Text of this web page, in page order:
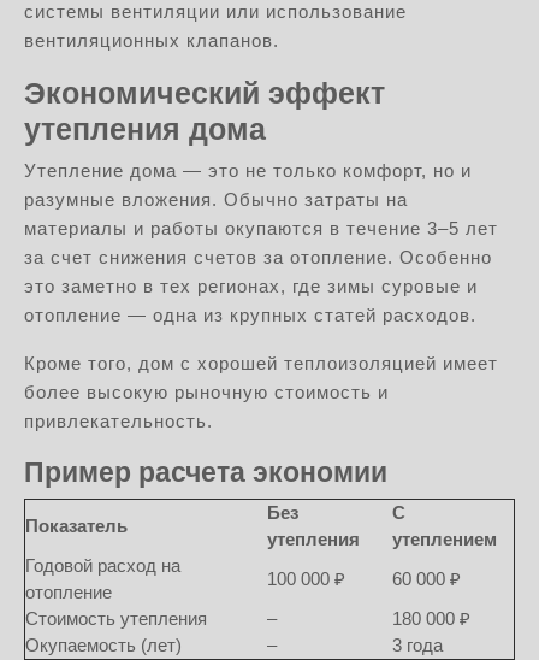
системы вентиляции или использование
вентиляционных клапанов.
Экономический эффект
утепления дома
Утепление дома — это не только комфорт, но и
разумные вложения. Обычно затраты на
материалы и работы окупаются в течение 3–5 лет
за счет снижения счетов за отопление. Особенно
это заметно в тех регионах, где зимы суровые и
отопление — одна из крупных статей расходов.
Кроме того, дом с хорошей теплоизоляцией имеет
более высокую рыночную стоимость и
привлекательность.
Пример расчета экономии
Показатель
Без
утепления
С
утеплением
Годовой расход на
отопление
100 000 ₽
60 000 ₽
Стоимость утепления
–
180 000 ₽
Окупаемость (лет)
– 3 года